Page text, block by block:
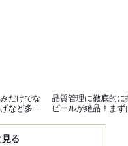
だけでな
など多彩
品質管理に徹底的に
ビールが絶品！まず
る